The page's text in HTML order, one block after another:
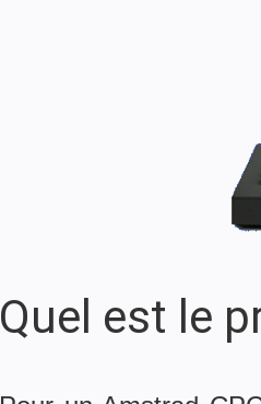
Quel est le